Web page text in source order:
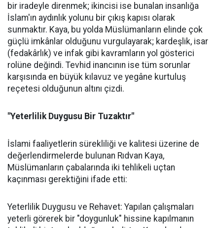
bir iradeyle direnmek; ikincisi ise bunalan insanlığa
İslam'ın aydınlık yolunu bir çıkış kapısı olarak
sunmaktır. Kaya, bu yolda Müslümanların elinde çok
güçlü imkânlar olduğunu vurgulayarak; kardeşlik, isar
(fedakârlık) ve infak gibi kavramların yol gösterici
rolüne değindi. Tevhid inancının ise tüm sorunlar
karşısında en büyük kılavuz ve yegâne kurtuluş
reçetesi olduğunun altını çizdi.
"Yeterlilik Duygusu Bir Tuzaktır"
İslami faaliyetlerin sürekliliği ve kalitesi üzerine de
değerlendirmelerde bulunan Rıdvan Kaya,
Müslümanların çabalarında iki tehlikeli uçtan
kaçınması gerektiğini ifade etti:
Yeterlilik Duygusu ve Rehavet: Yapılan çalışmaları
yeterli görerek bir "doygunluk" hissine kapılmanın